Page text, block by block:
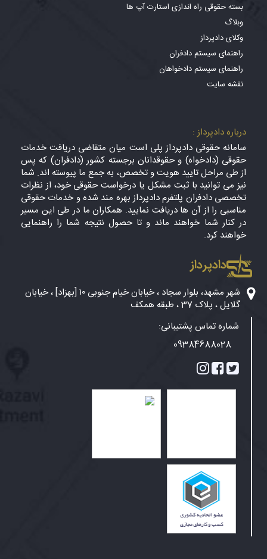
بسته حقوقی راه اندازی استارت آپ ها
وبلاگ
وکلای دادپرداز
راهنمای سیستم دادفران
راهنمای سیستم دادخواهان
نقشه سایت
درباره دادپرداز :
سامانه حقوقی دادپرداز پلی است میان متقاضی دریافت خدمات
حقوقی (دادخواه) و حقوقدانان برجسته کشور (دادفران) که پس
از طی مراحل تایید هویت و تخصص، به جمع ما پیوسته اند. شما
نیز می توانید با ثبت مشکل یا درخواست حقوقی خود، از نظرات
تخصصی دادفران پلتفرم دادپرداز بهره مند شده و خدمات حقوقی
مناسبی را از آن ها دریافت نمایید. همکاران ما در طی این مسیر
در کنار شما خواهند ماند و تا حصول نتیجه شما را راهنمایی
خواهند کرد.
دادپرداز
شهر مشهد، بلوار سجاد ، خیابان خیام جنوبی ۱۰ [بهزاد] ، خیابان
گلایل ، پلاک 37 ، طبقه همکف
شماره تماس پشتیبانی:
09384688028